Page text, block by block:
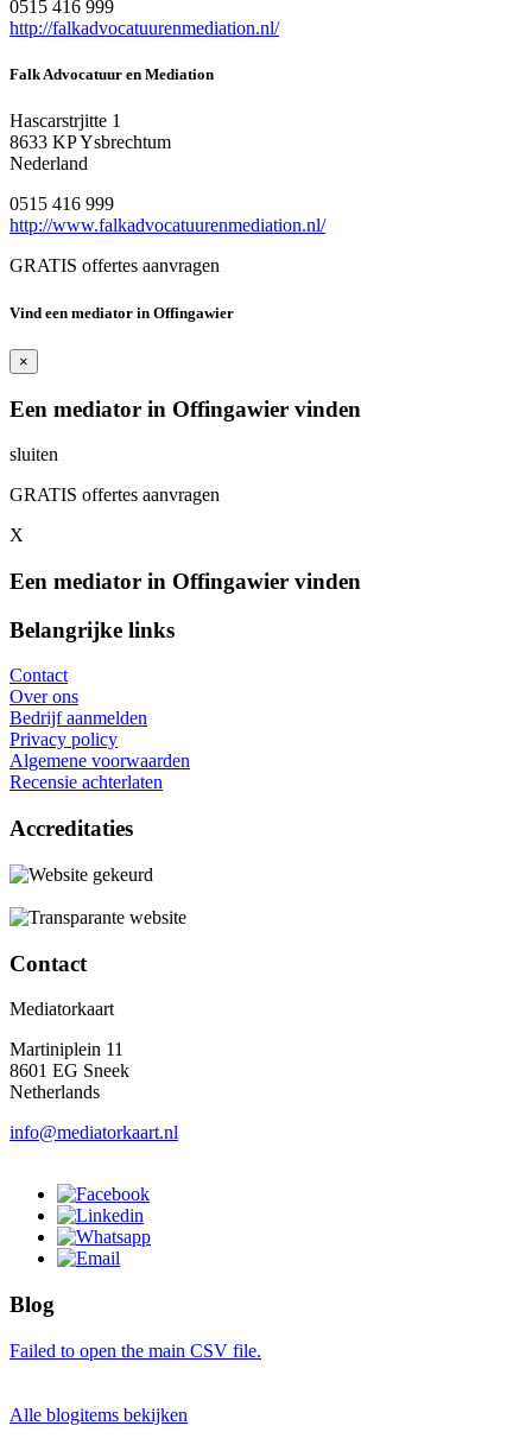
0515 416 999
http://falkadvocatuurenmediation.nl/
Falk Advocatuur en Mediation
Hascarstrjitte 1
8633 KP Ysbrechtum
Nederland
0515 416 999
http://www.falkadvocatuurenmediation.nl/
GRATIS offertes aanvragen
Vind een mediator in Offingawier
×
Een mediator in Offingawier vinden
sluiten
GRATIS offertes aanvragen
X
Een mediator in Offingawier vinden
Belangrijke links
Contact
Over ons
Bedrijf aanmelden
Privacy policy
Algemene voorwaarden
Recensie achterlaten
Accreditaties
Contact
Mediatorkaart
Martiniplein 11
8601 EG Sneek
Netherlands
info@mediatorkaart.nl
Blog
Failed to open the main CSV file.
Alle blogitems bekijken